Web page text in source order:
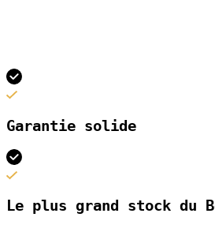
Garantie solide
Le plus grand stock du